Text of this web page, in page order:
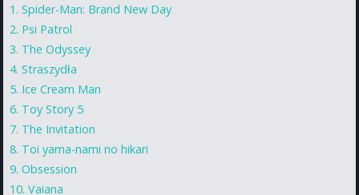
Spider-Man: Brand New Day
Psi Patrol
The Odyssey
Straszydła
Ice Cream Man
Toy Story 5
The Invitation
Toi yama-nami no hikari
Obsession
Vaiana